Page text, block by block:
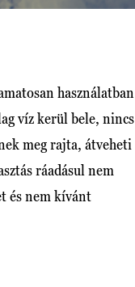
használatban
víz kerül bele, nincs
meg rajta, átveheti
ráadásul nem
és nem kívánt